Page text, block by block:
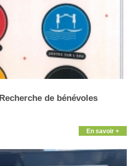
de bénévoles
En savoir +